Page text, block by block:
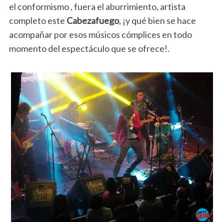
el conformismo , fuera el aburrimiento, artista
completo este Cabezafuego, ¡y qué bien se hace
acompañar por esos músicos cómplices en todo
momento del espectáculo que se ofrece!.